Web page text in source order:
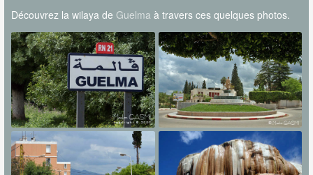
Découvrez la wilaya de Guelma à travers ces quelques photos.